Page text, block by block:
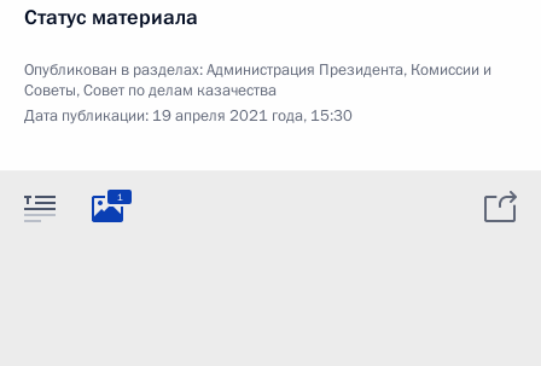
Статус материала
Опубликован в разделах:Администрация Президента, Комиссии и
Советы,Совет по делам казачества
Дата публикации: 19 апреля 2021 года, 15:30
1